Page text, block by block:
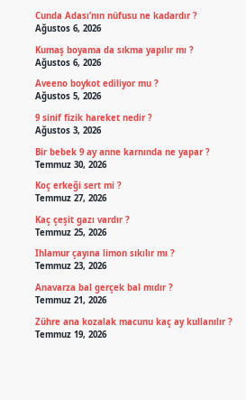
Cunda Adası’nın nüfusu ne kadardır ?
Ağustos 6, 2026
Kumaş boyama da sıkma yapılır mı ?
Ağustos 6, 2026
Aveeno boykot ediliyor mu ?
Ağustos 5, 2026
9 sinif fizik hareket nedir ?
Ağustos 3, 2026
Bir bebek 9 ay anne karnında ne yapar ?
Temmuz 30, 2026
Koç erkeği sert mi ?
Temmuz 27, 2026
Kaç çeşit gazı vardır ?
Temmuz 25, 2026
Ihlamur çayına limon sıkılır mı ?
Temmuz 23, 2026
Anavarza bal gerçek bal mıdır ?
Temmuz 21, 2026
Zühre ana kozalak macunu kaç ay kullanılır ?
Temmuz 19, 2026